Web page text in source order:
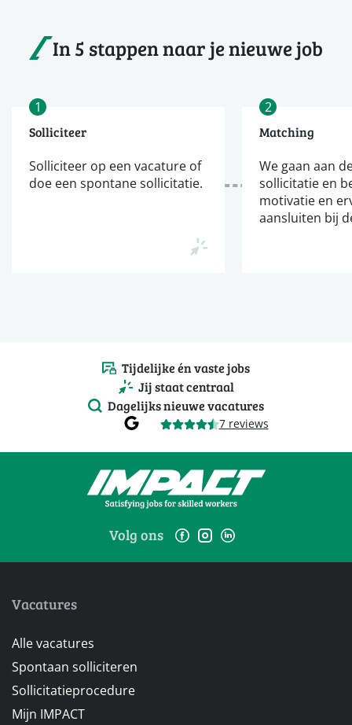
In 5 stappen naar je nieuwe job
1
Solliciteer
Solliciteer op een vacature of
doe een spontane sollicitatie.
2
Matching
We gaan aan
sollicitatie en
motivatie en
aansluiten bij
Tijdelijke én vaste jobs
Jij staat centraal
Dagelijks nieuwe vacatures
7 reviews
Volg ons
Vacatures
Alle vacatures
Spontaan solliciteren
Sollicitatieprocedure
Mijn IMPACT